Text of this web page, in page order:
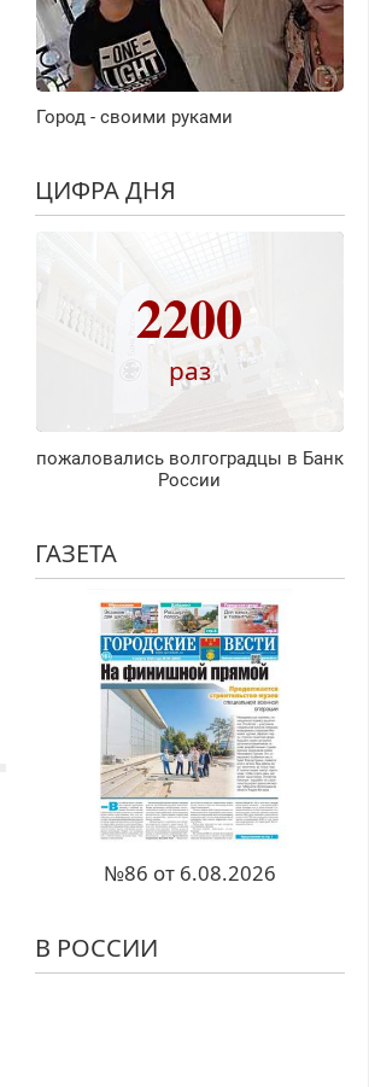
Город - своими руками
ЦИФРА ДНЯ
2200
раз
пожаловались волгоградцы в Банк
России
ГАЗЕТА
№86 от 6.08.2026
В РОССИИ